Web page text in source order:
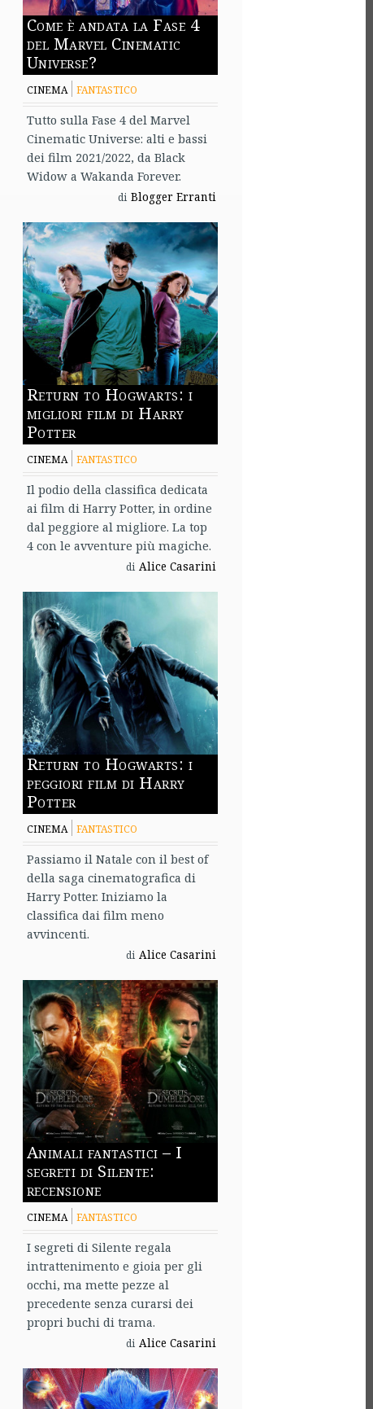
Come è andata la Fase 4
del Marvel Cinematic
Universe?
CINEMA FANTASTICO
Tutto sulla Fase 4 del Marvel
Cinematic Universe: alti e bassi
dei film 2021/2022, da Black
Widow a Wakanda Forever.
di Blogger Erranti
Return to Hogwarts: i
migliori film di Harry
Potter
CINEMA FANTASTICO
Il podio della classifica dedicata
ai film di Harry Potter, in ordine
dal peggiore al migliore. La top
4 con le avventure più magiche.
di Alice Casarini
Return to Hogwarts: i
peggiori film di Harry
Potter
CINEMA FANTASTICO
Passiamo il Natale con il best of
della saga cinematografica di
Harry Potter. Iniziamo la
classifica dai film meno
avvincenti.
di Alice Casarini
Animali fantastici – I
segreti di Silente:
recensione
CINEMA FANTASTICO
I segreti di Silente regala
intrattenimento e gioia per gli
occhi, ma mette pezze al
precedente senza curarsi dei
propri buchi di trama.
di Alice Casarini